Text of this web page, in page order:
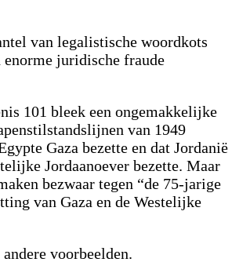
van legalistische woordkots
enorme juridische fraude
101 bleek een ongemakkelijke
van 1949
Gaza bezette en dat Jordanië
Jordaanoever bezette. Maar
bezwaar tegen “de 75-jarige
van Gaza en de Westelijke
voorbeelden.